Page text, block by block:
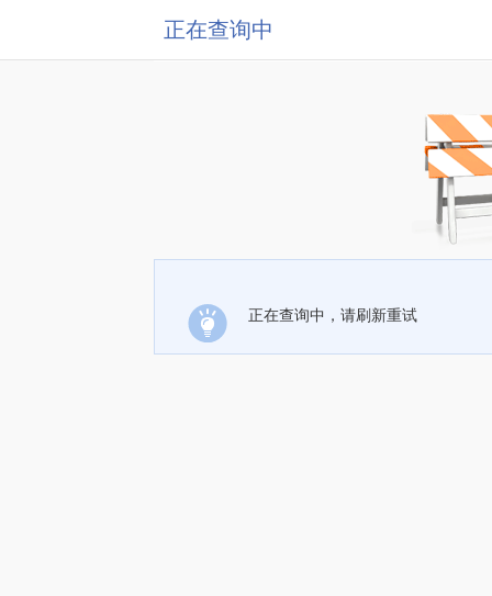
正在查询中
正在查询中，请刷新重试